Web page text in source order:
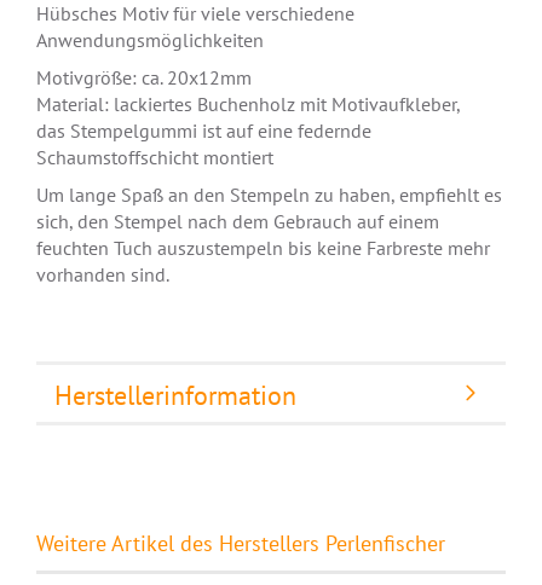
Hübsches Motiv für viele verschiedene
Anwendungsmöglichkeiten
Motivgröße: ca. 20x12mm
Material: lackiertes Buchenholz mit Motivaufkleber,
das Stempelgummi ist auf eine federnde
Schaumstoffschicht montiert
Um lange Spaß an den Stempeln zu haben, empfiehlt es
sich, den Stempel nach dem Gebrauch auf einem
feuchten Tuch auszustempeln bis keine Farbreste mehr
vorhanden sind.
Herstellerinformation
Weitere Artikel des Herstellers Perlenfischer